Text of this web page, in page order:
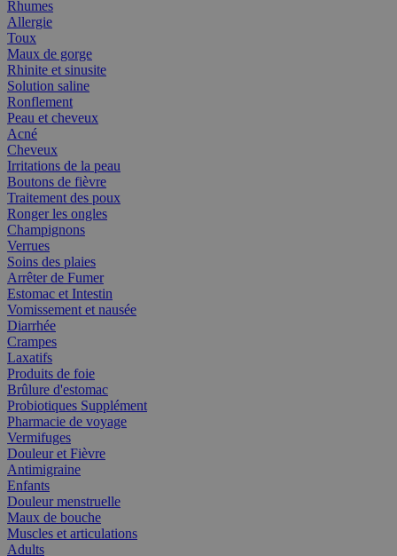
Rhumes
Allergie
Toux
Maux de gorge
Rhinite et sinusite
Solution saline
Ronflement
Peau et cheveux
Acné
Cheveux
Irritations de la peau
Boutons de fièvre
Traitement des poux
Ronger les ongles
Champignons
Verrues
Soins des plaies
Arrêter de Fumer
Estomac et Intestin
Vomissement et nausée
Diarrhée
Crampes
Laxatifs
Produits de foie
Brûlure d'estomac
Probiotiques Supplément
Pharmacie de voyage
Vermifuges
Douleur et Fièvre
Antimigraine
Enfants
Douleur menstruelle
Maux de bouche
Muscles et articulations
Adults